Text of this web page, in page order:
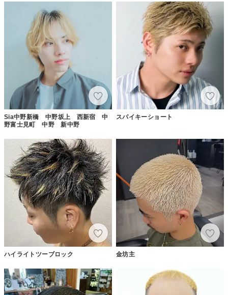
Sia中野新橋 中野坂上 西新宿 中
野富士見町 中野 新中野
スパイキーショート
ハイライトツーブロック 金坊主